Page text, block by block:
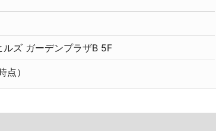
ズ ガーデンプラザB 5F
）